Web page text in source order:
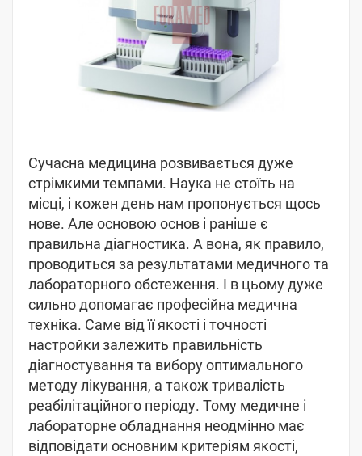
Сучасна медицина розвивається дуже
стрімкими темпами. Наука не стоїть на
місці, і кожен день нам пропонується щось
нове. Але основою основ і раніше є
правильна діагностика. А вона, як правило,
проводиться за результатами медичного та
лабораторного обстеження. І в цьому дуже
сильно допомагає професійна медична
техніка. Саме від її якості і точності
настройки залежить правильність
діагностування та вибору оптимального
методу лікування, а також тривалість
реабілітаційного періоду. Тому медичне і
лабораторне обладнання неодмінно має
відповідати основним критеріям якості,